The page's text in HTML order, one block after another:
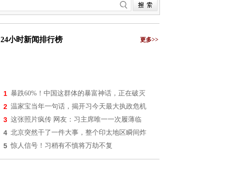
24小时新闻排行榜 更多>>
1 暴跌60%！中国这群体的暴富神话，正在破灭
2 温家宝当年一句话，揭开习今天最大执政危机
3 这张照片疯传 网友：习主席唯一一次履薄临
4 北京突然干了一件大事，整个印太地区瞬间炸
5 惊人信号！习稍有不慎将万劫不复